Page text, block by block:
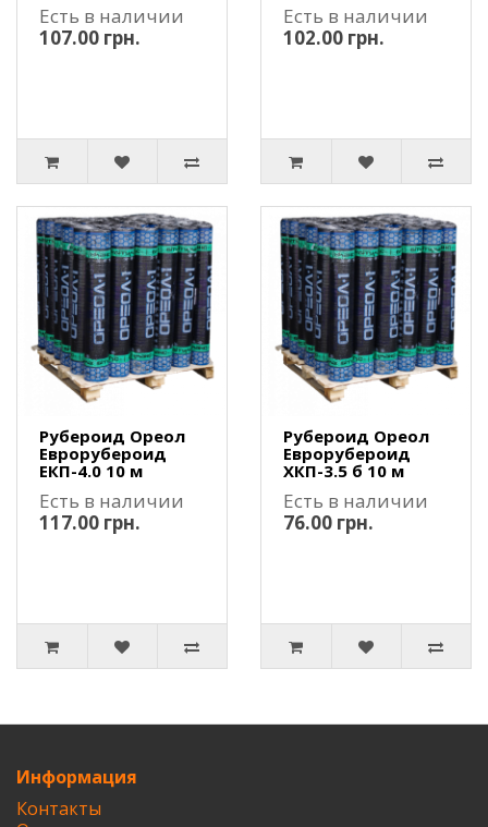
Есть в наличии
107.00 грн.
Есть в наличии
102.00 грн.
Рубероид Ореол
Еврорубероид
ЕКП-4.0 10 м
Есть в наличии
117.00 грн.
Рубероид Ореол
Еврорубероид
ХКП-3.5 б 10 м
Есть в наличии
76.00 грн.
Информация
Контакты